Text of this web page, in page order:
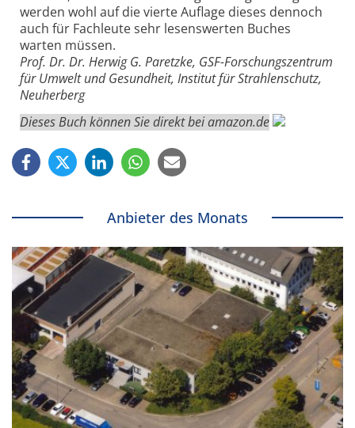
werden wohl auf die vierte Auflage dieses dennoch
auch für Fachleute sehr lesenswerten Buches
warten müssen.
Prof. Dr. Dr. Herwig G. Paretzke, GSF-Forschungszentrum
für Umwelt und Gesundheit, Institut für Strahlenschutz,
Neuherberg
Dieses Buch können Sie direkt bei amazon.de
Anbieter des Monats